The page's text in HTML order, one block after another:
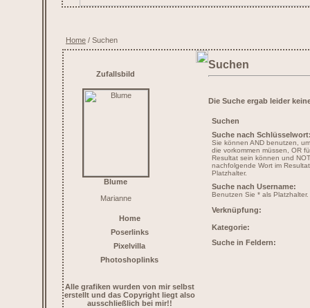
Home / Suchen
Zufallsbild
Blume
Marianne
Home
Poserlinks
Pixelvilla
Photoshoplinks
Alle grafiken wurden von mir selbst
erstellt und das Copyright liegt also
ausschließlich bei mir!!
Suchen
Die Suche ergab leider
Suchen
Suche nach
Sie können AND benutzen,
die vorkommen müssen, OR
Resultat sein können und
nachfolgende Wort im
Platzhalter.
Suche nach Username:
Benutzen Sie * als Platzhalter.
Verknüpfung:
Kategorie:
Suche in Feldern: